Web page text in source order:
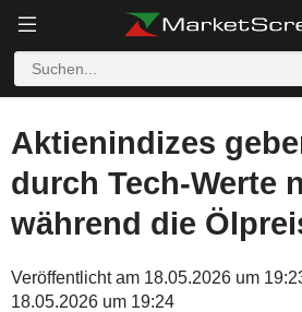
Aktienindizes
durch Tech-Werte
während die
Veröffentlicht am 18.05.2026 um
18.05.2026 um 19:24